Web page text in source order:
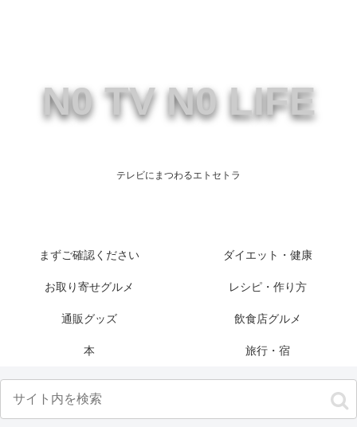
N0 TV N0 LIFE
テレビにまつわるエトセトラ
まずご確認ください ダイエット・健康
お取り寄せグルメ レシピ・作り方
通販グッズ 飲食店グルメ
本 旅行・宿